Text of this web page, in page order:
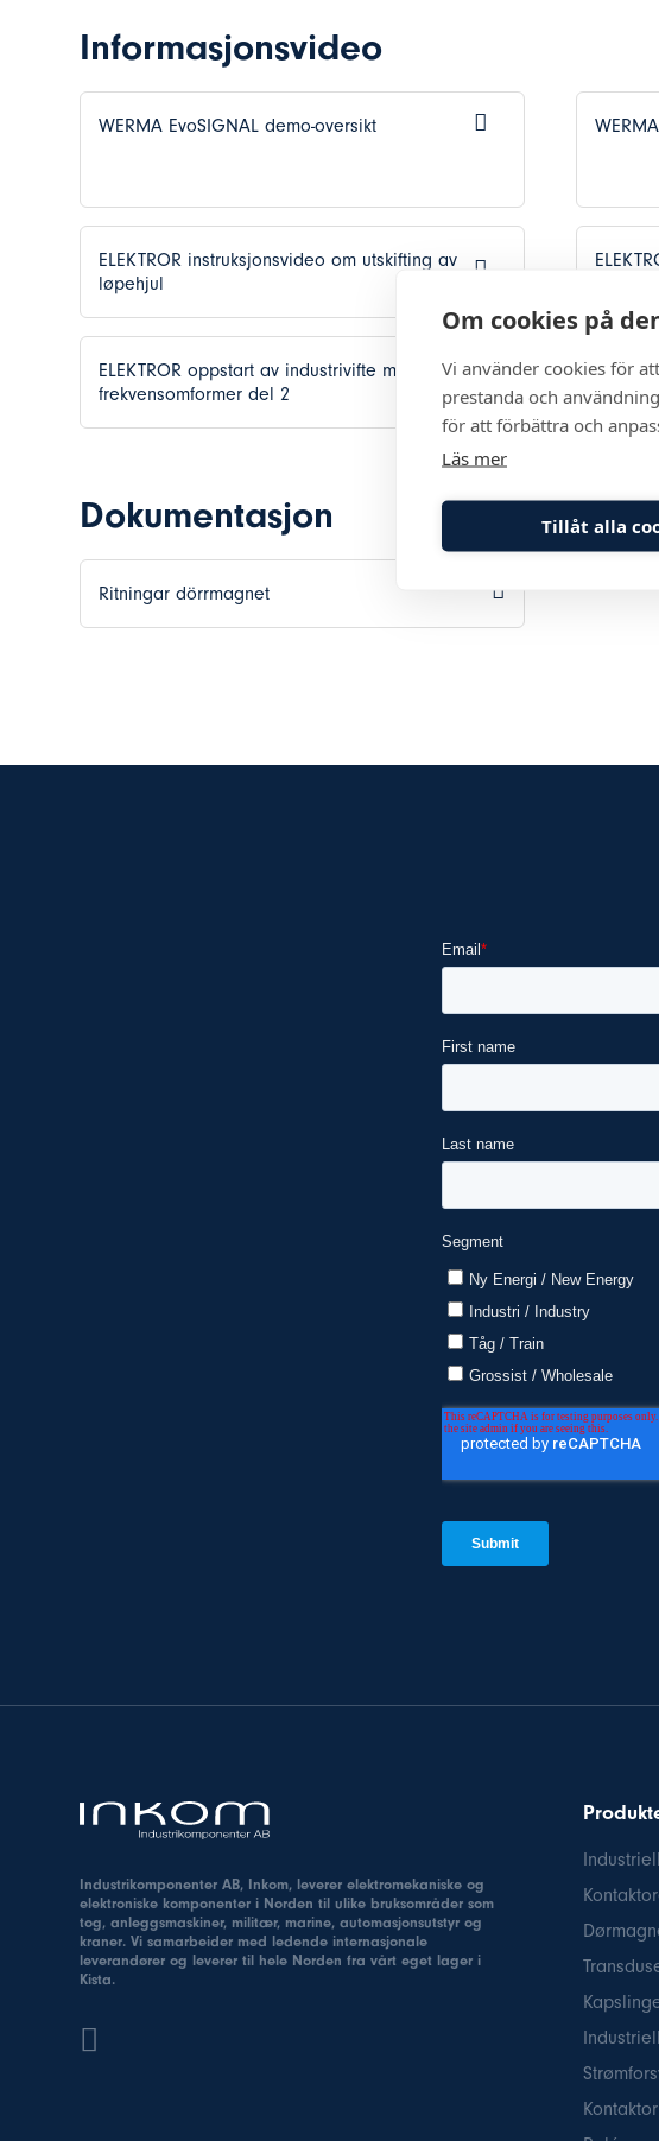
Informasjonsvideo
WERMA EvoSIGNAL demo-oversikt
ELEKTROR instruksjonsvideo om utskifting av
løpehjul
ELEKTROR oppstart av industrivifte med
frekvensomformer del 2
Dokumentasjon
Ritningar dörrmagnet
Industrikomponenter AB, Inkom, leverer elektromekaniske og
elektroniske komponenter i Norden til ulike bruksområder som
tog, anleggsmaskiner, militær, marine, automasjonsutstyr og
kraner. Vi samarbeider med ledende internasjonale
leverandører og leverer til hele Norden fra vårt eget lager i
Kista.
Kontaktor
Om cookies på
Vi använder cookies för
prestanda och
för att förbättra och
Läs mer
Tillåt alla